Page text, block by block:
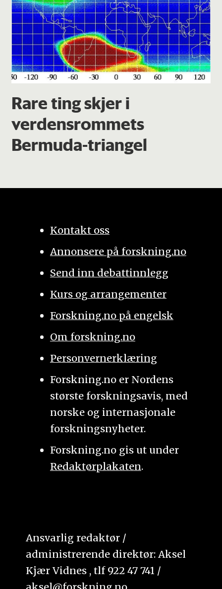
Rare ting skjer i
verdensrommets
Bermuda-triangel
Kontakt oss
Annonsere på forskning.no
Send inn debattinnlegg
Kurs og arrangementer
Forskning.no på engelsk
Om forskning.no
Personvernerklæring
Forskning.no er Nordens
største forskningsavis, med
norske og internasjonale
forskningsnyheter.
Forskning.no gis ut under
Redaktørplakaten.
Ansvarlig redaktør /
administrerende direktør: Aksel
Kjær Vidnes , tlf 922 47 741 /